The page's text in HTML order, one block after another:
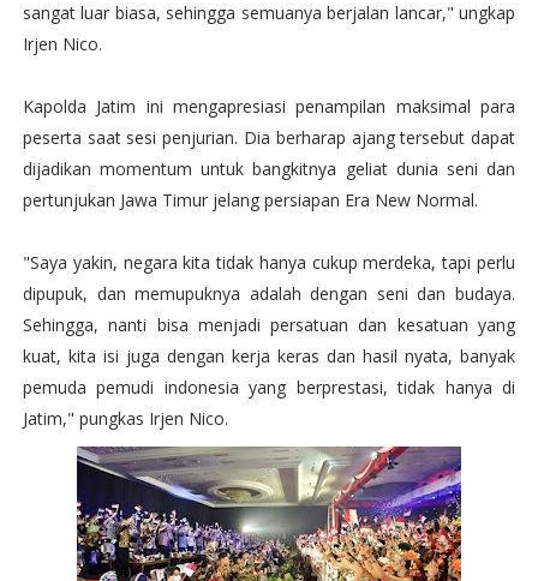
sangat luar biasa, sehingga semuanya berjalan lancar," ungkap
Irjen Nico.
Kapolda Jatim ini mengapresiasi penampilan maksimal para
peserta saat sesi penjurian. Dia berharap ajang tersebut dapat
dijadikan momentum untuk bangkitnya geliat dunia seni dan
pertunjukan Jawa Timur jelang persiapan Era New Normal.
"Saya yakin, negara kita tidak hanya cukup merdeka, tapi perlu
dipupuk, dan memupuknya adalah dengan seni dan budaya.
Sehingga, nanti bisa menjadi persatuan dan kesatuan yang
kuat, kita isi juga dengan kerja keras dan hasil nyata, banyak
pemuda pemudi indonesia yang berprestasi, tidak hanya di
Jatim," pungkas Irjen Nico.